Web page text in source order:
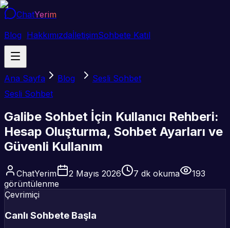
ChatYerim
Blog HakkımızdaİletişimSohbete Katıl
Ana Sayfa Blog
Sesli Sohbet
Sesli Sohbet
Galibe Sohbet İçin Kullanıcı Rehberi:
Hesap Oluşturma, Sohbet Ayarları ve
Güvenli Kullanım
ChatYerim 2 Mayıs 2026 7 dk okuma
193
görüntülenme
Çevrimiçi
Canlı Sohbete Başla